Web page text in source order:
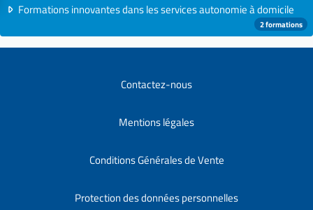
Formations innovantes dans les services autonomie à domicile
2 formations
Contactez-nous
Mentions légales
Conditions Générales de Vente
Protection des données personnelles